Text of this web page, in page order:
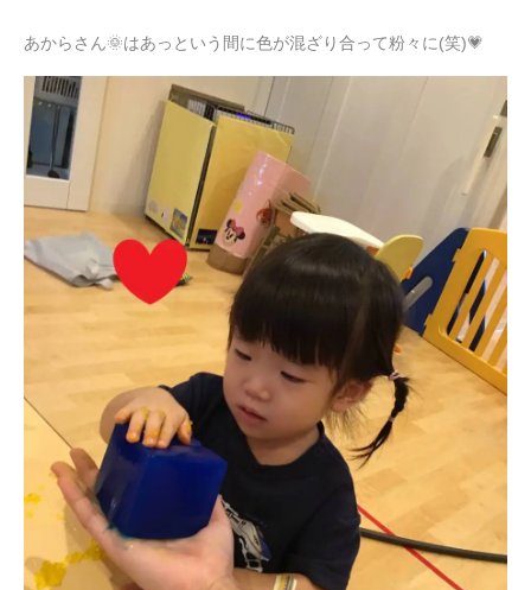
あからさん🌞はあっという間に色が混ざり合って粉々に(笑)💗